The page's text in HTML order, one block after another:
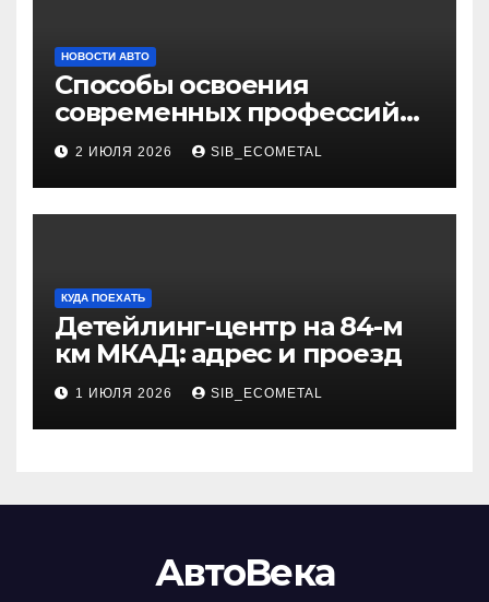
НОВОСТИ АВТО
Способы освоения
современных профессий
через онлайн-курсы
2 ИЮЛЯ 2026 SIB_ECOMETAL
КУДА ПОЕХАТЬ
Детейлинг-центр на 84-м
км МКАД: адрес и проезд
1 ИЮЛЯ 2026 SIB_ECOMETAL
АвтоВека